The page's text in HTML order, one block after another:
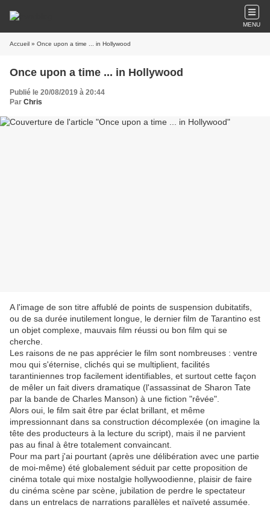
MENU
Accueil » Once upon a time ... in Hollywood
Once upon a time ... in Hollywood
Publié le 20/08/2019 à 20:44
Par Chris
A l'image de son titre affublé de points de suspension dubitatifs,
ou de sa durée inutilement longue, le dernier film de Tarantino est
un objet complexe, mauvais film réussi ou bon film qui se
cherche.
Les raisons de ne pas apprécier le film sont nombreuses : ventre
mou qui s'éternise, clichés qui se multiplient, facilités
tarantiniennes trop facilement identifiables, et surtout cette façon
de mêler un fait divers dramatique (l'assassinat de Sharon Tate
par la bande de Charles Manson) à une fiction "rêvée".
Alors oui, le film sait être par éclat brillant, et même
impressionnant dans sa construction décomplexée (on imagine la
tête des producteurs à la lecture du script), mais il ne parvient
pas au final à être totalement convaincant.
Pour ma part j'ai pourtant (après une délibération avec une partie
de moi-même) été globalement séduit par cette proposition de
cinéma totale qui mixe nostalgie hollywoodienne, plaisir de faire
du cinéma scène par scène, jubilation de perdre le spectateur
dans un entrelacs de narrations parallèles et naïveté assumée.